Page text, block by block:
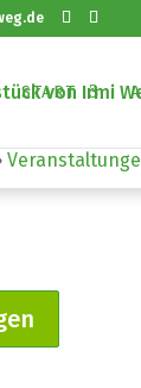
START